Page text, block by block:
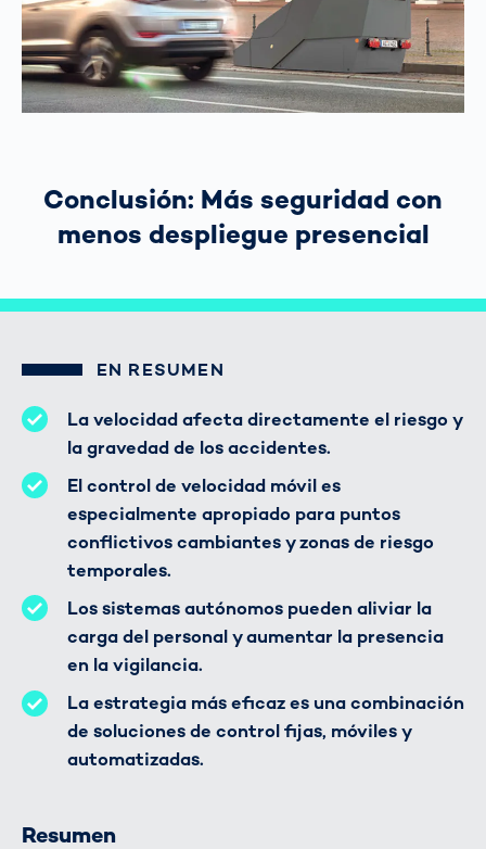
Conclusión: Más seguridad con
menos despliegue presencial
EN RESUMEN
La velocidad afecta directamente el riesgo y
la gravedad de los accidentes.
El control de velocidad móvil es
especialmente apropiado para puntos
conflictivos cambiantes y zonas de riesgo
temporales.
Los sistemas autónomos pueden aliviar la
carga del personal y aumentar la presencia
en la vigilancia.
La estrategia más eficaz es una combinación
de soluciones de control fijas, móviles y
automatizadas.
Resumen